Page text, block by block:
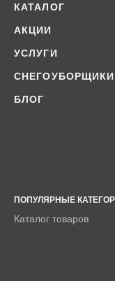
КАТАЛОГ
АКЦИИ
УСЛУГИ
СНЕГОУБОРЩИКИ
БЛОГ
ПОПУЛЯРНЫЕ
Каталог товаров